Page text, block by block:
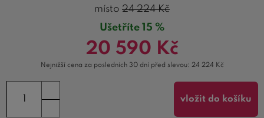
místo 24 224Kč
Ušetříte 15 %
20 590 Kč
Nejnižší cena za posledních 30 dní před slevou: 24 224 Kč
vložit do košíku